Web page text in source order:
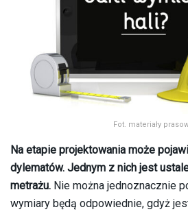
Fot. materiały
Na etapie projektowania może
dylematów. Jednym z nich jest
metrażu. Nie można jednoznacznie
wymiary będą odpowiednie, gdyż